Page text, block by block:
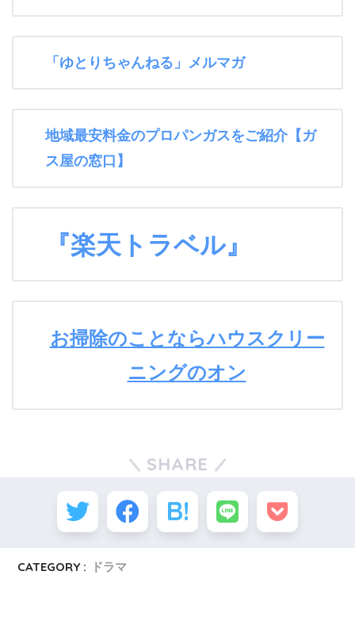
「ゆとりちゃんねる」メルマガ
地域最安料金のプロパンガスをご紹介【ガ
ス屋の窓口】
『楽天トラベル』
お掃除のことならハウスクリー
ニングのオン
SHARE
CATEGORY : ドラマ